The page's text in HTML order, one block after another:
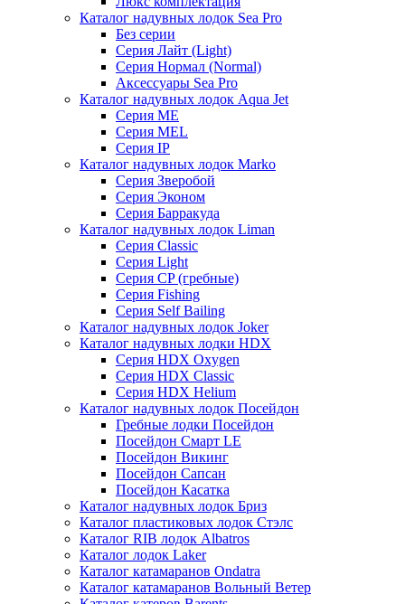
Каталог надувных лодок Sea Pro
Без серии
Серия Лайт (Light)
Серия Нормал (Normal)
Аксессуары Sea Pro
Каталог надувных лодок Aqua Jet
Серия ME
Серия MEL
Серия IP
Каталог надувных лодок Marko
Серия Зверобой
Серия Эконом
Серия Барракуда
Каталог надувных лодок Liman
Серия Classic
Серия Light
Серия CP (гребные)
Серия Fishing
Серия Self Bailing
Каталог надувных лодок Joker
Каталог надувных лодки HDX
Серия HDX Oxygen
Серия HDX Classic
Серия HDX Helium
Каталог надувных лодок Посейдон
Гребные лодки Посейдон
Посейдон Смарт LE
Посейдон Викинг
Посейдон Сапсан
Посейдон Касатка
Каталог надувных лодок Бриз
Каталог пластиковых лодок Стэлс
Каталог RIB лодок Albatros
Каталог лодок Laker
Каталог катамаранов Ondatra
Каталог катамаранов Вольный Ветер